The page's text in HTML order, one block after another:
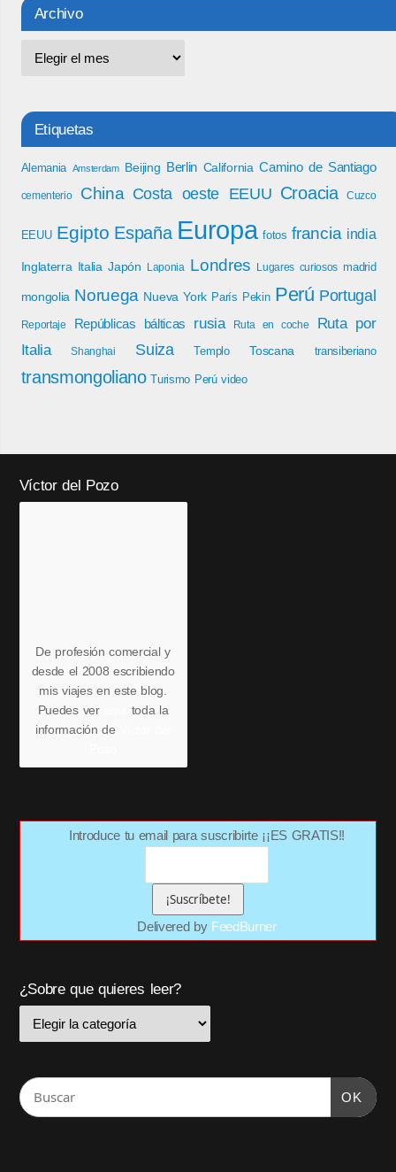
Archivo
Etiquetas
Alemania Amsterdam Beijing Berlin California Camino de Santiago
cementerio China Costa oeste EEUU Croacia Cuzco
EEUU Egipto España Europa fotos francia india
Inglaterra Italia Japón Laponia Londres Lugares curiosos madrid
mongolia Noruega Nueva York París Pekin Perú Portugal
Reportaje Repúblicas bálticas rusia Ruta en coche
Ruta por
Italia
Shanghai Suiza Templo Toscana transiberiano
transmongoliano Turismo Perú video
Víctor del Pozo
De profesión comercial y
desde el 2008 escribiendo
mis viajes en este blog.
Puedes ver
toda la
información de
Introduce tu email para suscribirte ¡¡ES GRATIS!!
Delivered by FeedBurner
¿Sobre que quieres leer?
OK